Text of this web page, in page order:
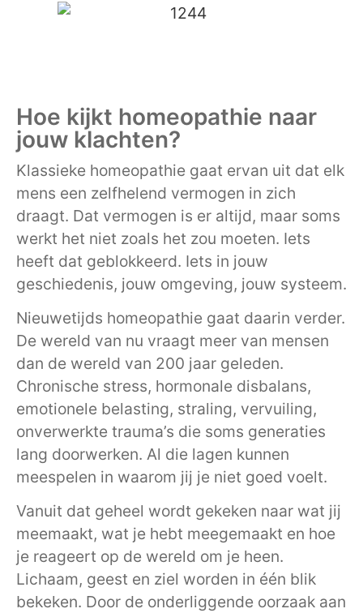
Hoe kijkt homeopathie naar
jouw klachten?
Klassieke homeopathie gaat ervan uit dat elk
mens een zelfhelend vermogen in zich
draagt. Dat vermogen is er altijd, maar soms
werkt het niet zoals het zou moeten. Iets
heeft dat geblokkeerd. Iets in jouw
geschiedenis, jouw omgeving, jouw systeem.
Nieuwetijds homeopathie gaat daarin verder.
De wereld van nu vraagt meer van mensen
dan de wereld van 200 jaar geleden.
Chronische stress, hormonale disbalans,
emotionele belasting, straling, vervuiling,
onverwerkte trauma’s die soms generaties
lang doorwerken. Al die lagen kunnen
meespelen in waarom jij je niet goed voelt.
Vanuit dat geheel wordt gekeken naar wat jij
meemaakt, wat je hebt meegemaakt en hoe
je reageert op de wereld om je heen.
Lichaam, geest en ziel worden in één blik
bekeken. Door de onderliggende oorzaak aan